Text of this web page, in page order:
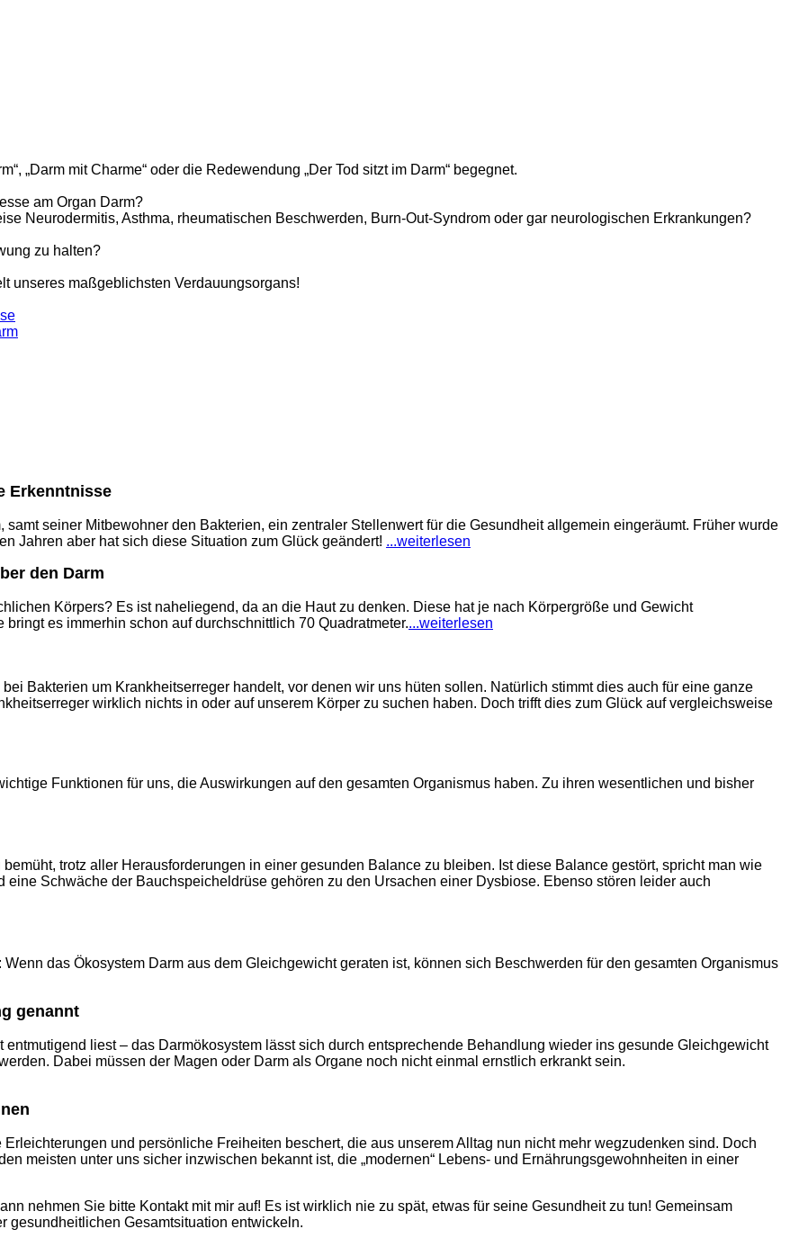
„Darm mit Charme“ oder die Redewendung „Der Tod sitzt im Darm“ begegnet.
am Organ Darm?
Neurodermitis, Asthma, rheumatischen Beschwerden, Burn-Out-Syndrom oder gar neurologischen Erkrankungen?
zu halten?
unseres maßgeblichsten Verdauungsorgans!
Erkenntnisse
seiner Mitbewohner den Bakterien, ein zentraler Stellenwert für die Gesundheit allgemein eingeräumt. Früher wurde
Jahren aber hat sich diese Situation zum Glück geändert! ...weiterlesen
den Darm
Körpers? Es ist naheliegend, da an die Haut zu denken. Diese hat je nach Körpergröße und Gewicht
es immerhin schon auf durchschnittlich 70 Quadratmeter....weiterlesen
Bakterien um Krankheitserreger handelt, vor denen wir uns hüten sollen. Natürlich stimmt dies auch für eine ganze
wirklich nichts in oder auf unserem Körper zu suchen haben. Doch trifft dies zum Glück auf vergleichsweise
Funktionen für uns, die Auswirkungen auf den gesamten Organismus haben. Zu ihren wesentlichen und bisher
trotz aller Herausforderungen in einer gesunden Balance zu bleiben. Ist diese Balance gestört, spricht man wie
Schwäche der Bauchspeicheldrüse gehören zu den Ursachen einer Dysbiose. Ebenso stören leider auch
das Ökosystem Darm aus dem Gleichgewicht geraten ist, können sich Beschwerden für den gesamten Organismus
genannt
liest – das Darmökosystem lässt sich durch entsprechende Behandlung wieder ins gesunde Gleichgewicht
Dabei müssen der Magen oder Darm als Organe noch nicht einmal ernstlich erkrankt sein.
und persönliche Freiheiten beschert, die aus unserem Alltag nun nicht mehr wegzudenken sind. Doch
meisten unter uns sicher inzwischen bekannt ist, die „modernen“ Lebens- und Ernährungsgewohnheiten in einer
nehmen Sie bitte Kontakt mit mir auf! Es ist wirklich nie zu spät, etwas für seine Gesundheit zu tun! Gemeinsam
gesundheitlichen Gesamtsituation entwickeln.